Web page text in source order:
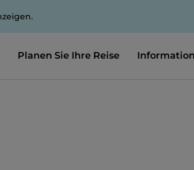
Planen Sie Ihre Reise